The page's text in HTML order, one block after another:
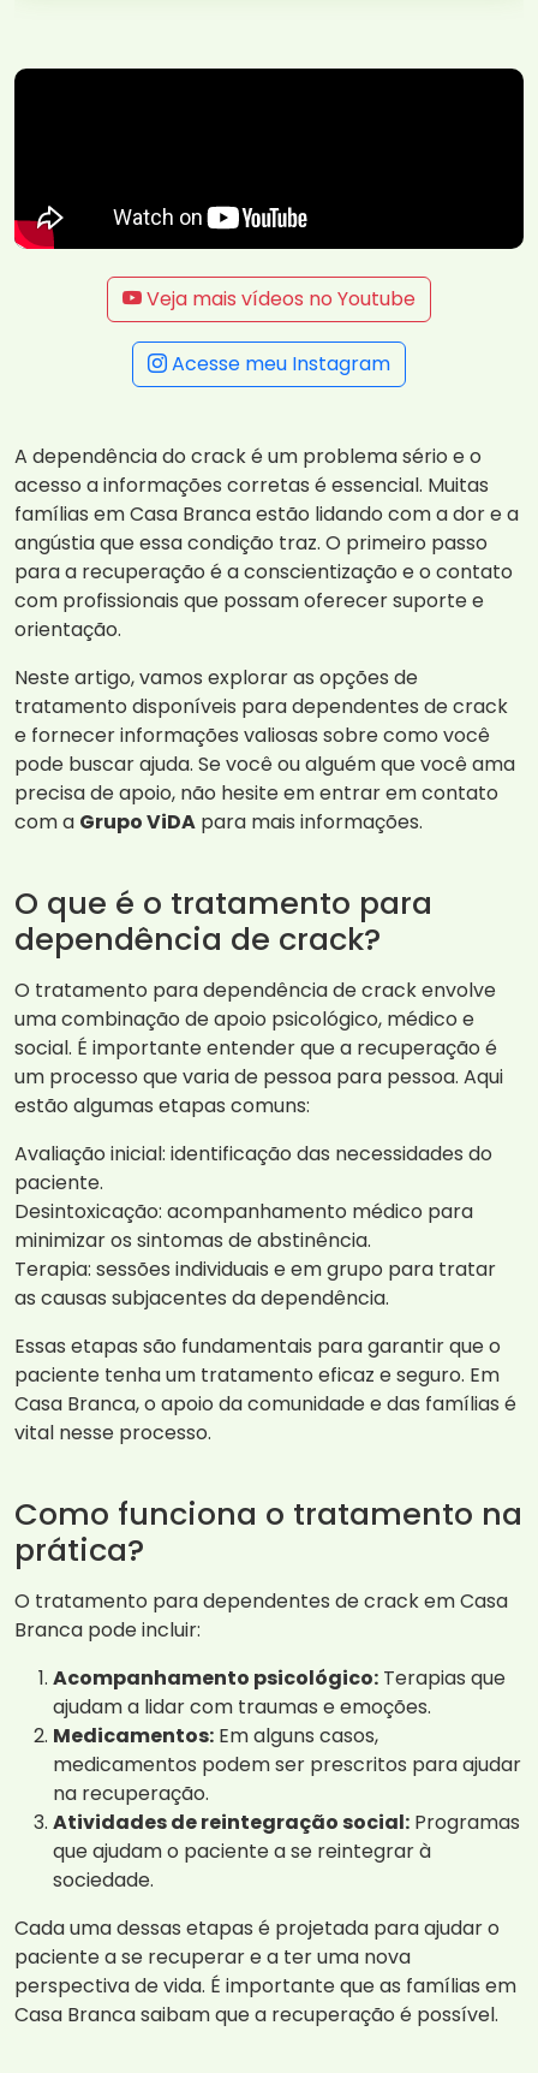
Veja mais vídeos no Youtube
Acesse meu Instagram
A dependência do crack é um problema sério e o
acesso a informações corretas é essencial. Muitas
famílias em Casa Branca estão lidando com a dor e a
angústia que essa condição traz. O primeiro passo
para a recuperação é a conscientização e o contato
com profissionais que possam oferecer suporte e
orientação.
Neste artigo, vamos explorar as opções de
tratamento disponíveis para dependentes de crack
e fornecer informações valiosas sobre como você
pode buscar ajuda. Se você ou alguém que você ama
precisa de apoio, não hesite em entrar em contato
com a Grupo ViDA para mais informações.
O que é o tratamento para
dependência de crack?
O tratamento para dependência de crack envolve
uma combinação de apoio psicológico, médico e
social. É importante entender que a recuperação é
um processo que varia de pessoa para pessoa. Aqui
estão algumas etapas comuns:
Avaliação inicial: identificação das necessidades do
paciente.
Desintoxicação: acompanhamento médico para
minimizar os sintomas de abstinência.
Terapia: sessões individuais e em grupo para tratar
as causas subjacentes da dependência.
Essas etapas são fundamentais para garantir que o
paciente tenha um tratamento eficaz e seguro. Em
Casa Branca, o apoio da comunidade e das famílias é
vital nesse processo.
Como funciona o tratamento na
prática?
O tratamento para dependentes de crack em Casa
Branca pode incluir:
Acompanhamento psicológico: Terapias que
ajudam a lidar com traumas e emoções.
Medicamentos: Em alguns casos,
medicamentos podem ser prescritos para ajudar
na recuperação.
Atividades de reintegração social: Programas
que ajudam o paciente a se reintegrar à
sociedade.
Cada uma dessas etapas é projetada para ajudar o
paciente a se recuperar e a ter uma nova
perspectiva de vida. É importante que as famílias em
Casa Branca saibam que a recuperação é possível.